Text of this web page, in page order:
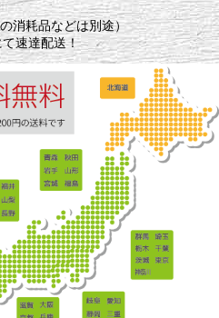
消耗品などは別途）
速達配送！